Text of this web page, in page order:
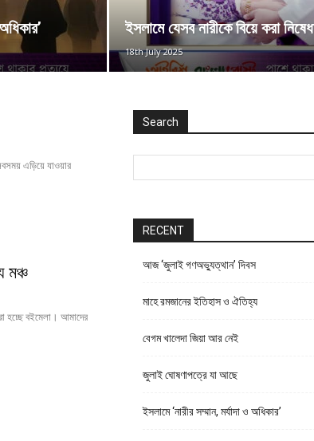
ইসলামে যেসব নারীকে বিয়ে করা নিষেধ
18th July 2025
এড়িয়ে যাওয়ার
মঞ্চ
হচ্ছে বইমেলা। আমাদের
Search
RECENT
আজ ‘জুলাই গণঅভ্যুত্থান’ দিবস
মাহে রমজানের ইতিহাস ও ঐতিহ্য
বেগম খালেদা জিয়া আর নেই
জুলাই ঘোষণাপত্রে যা আছে
ইসলামে ‘নারীর সম্মান, মর্যাদা ও অধিকার’